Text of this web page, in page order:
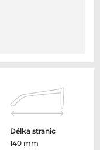
Délka stranic
140 mm